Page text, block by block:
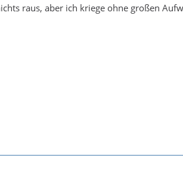
raus, aber ich kriege ohne großen